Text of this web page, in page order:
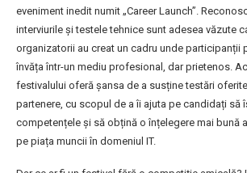
eveniment inedit numit „Career Launch”.
interviurile și testele tehnice sunt adesea văzute
organizatorii au creat un cadru unde participanții
învăța într-un mediu profesional, dar prietenos.
festivalului oferă șansa de a susține testări
partenere, cu scopul de a îi ajuta pe candidați să
competențele și să obțină o înțelegere mai bună
pe piața muncii în domeniul IT.